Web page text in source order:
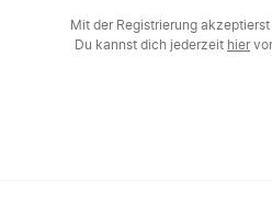
Mit der Registrierung
Du kannst dich jederzeit hier